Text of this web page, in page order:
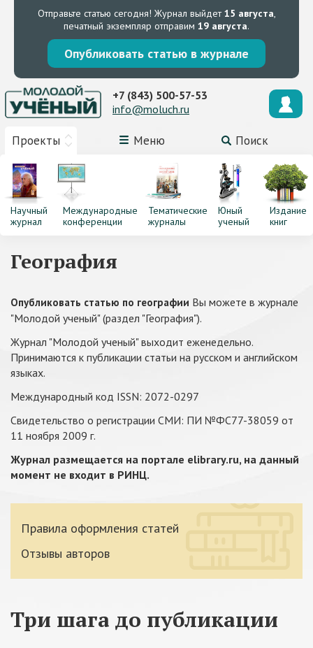
Отправьте статью сегодня! Журнал выйдет15 августа,
печатный экземпляр отправим 19 августа.
Опубликовать статью в журнале
Проекты Меню Поиск
+7 (843) 500-57-53
info@moluch.ru
Научный
журнал
Международные
конференции
Тематические
журналы
Юный
ученый
Издание
книг
География
Опубликовать статью по географии Вы можете в журнале
"Молодой ученый" (раздел "География").
Журнал "Молодой ученый" выходит еженедельно.
Принимаются к публикации статьи на русском и английском
языках.
Международный код ISSN: 2072-0297
Свидетельство о регистрации СМИ: ПИ №ФС77-38059 от
11 ноября 2009 г.
Журнал размещается на портале elibrary.ru, на данный
момент не входит в РИНЦ.
Правила оформления статей
Отзывы авторов
Три шага до публикации